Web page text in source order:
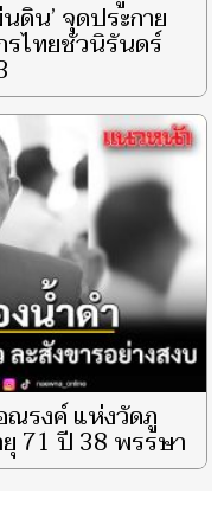
ดิน’ จุดประกาย
รไทยชั่วนิรันดร์
ณรงค์ แห่งวัดภู
ยุ 71 ปี 38 พรรษา